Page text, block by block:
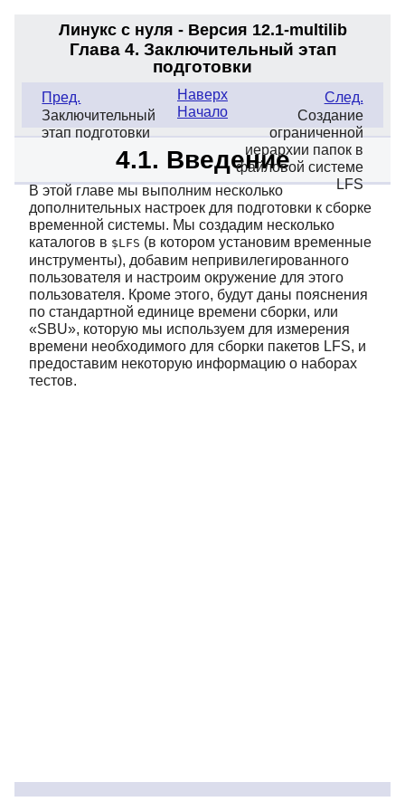
Линукс с нуля - Версия 12.1-multilib
Глава 4. Заключительный этап
подготовки
Пред.
Заключительный
этап подготовки
След.
Создание
ограниченной
иерархии папок в
файловой системе
LFS
Наверх
Начало
4.1. Введение
В этой главе мы выполним несколько
дополнительных настроек для подготовки к сборке
временной системы. Мы создадим несколько
каталогов в $LFS (в котором установим временные
инструменты), добавим непривилегированного
пользователя и настроим окружение для этого
пользователя. Кроме этого, будут даны пояснения
по стандартной единице времени сборки, или
«SBU», которую мы используем для измерения
времени необходимого для сборки пакетов LFS, и
предоставим некоторую информацию о наборах
тестов.